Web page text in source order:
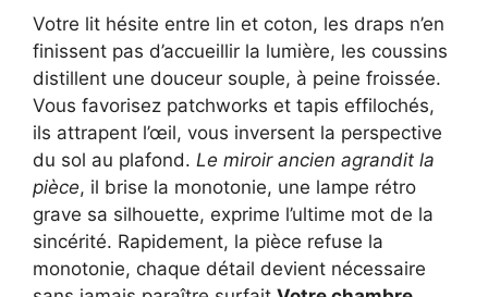
Votre lit hésite entre lin et coton, les draps n’en
finissent pas d’accueillir la lumière, les coussins
distillent une douceur souple, à peine froissée.
Vous favorisez patchworks et tapis effilochés,
ils attrapent l’œil, vous inversent la perspective
du sol au plafond. Le miroir ancien agrandit la
pièce, il brise la monotonie, une lampe rétro
grave sa silhouette, exprime l’ultime mot de la
sincérité. Rapidement, la pièce refuse la
monotonie, chaque détail devient nécessaire